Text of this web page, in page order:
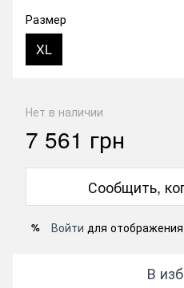
Размер
XL
Нет в наличии
7 561 грн
Сообщить,
% Войти для
В